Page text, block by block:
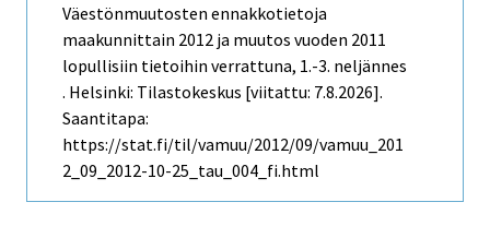
Väestönmuutosten ennakkotietoja
maakunnittain 2012 ja muutos vuoden 2011
lopullisiin tietoihin verrattuna, 1.-3. neljännes
. Helsinki: Tilastokeskus [viitattu: 7.8.2026].
Saantitapa:
https://stat.fi/til/vamuu/2012/09/vamuu_201
2_09_2012-10-25_tau_004_fi.html